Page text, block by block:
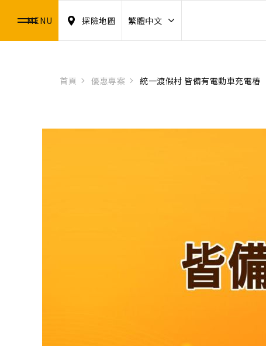
MENU 探險地圖 繁體中文
首頁 優惠專案 統一渡假村 皆備有電動車充電樁